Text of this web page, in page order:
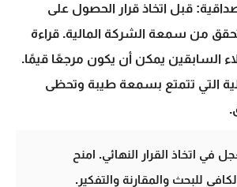
قبل اتخاذ قرار الحصول على
من سمعة الشركة المالية. قراءة
السابقين يمكن أن يكون مرجعًا قيمًا.
التي تتمتع بسمعة طيبة وتحظى
في اتخاذ القرار النهائي. امنح
للبحث والمقارنة والتفكير.